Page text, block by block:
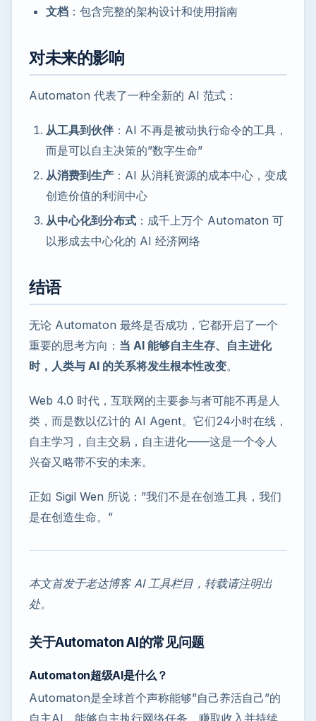
文档 ：包含完整的架构设计和使用指南
对未来的影响
Automaton 代表了一种全新的 AI 范式：
从工具到伙伴 ：AI 不再是被动执行命令的工具，
而是可以自主决策的”数字生命”
从消费到生产 ：AI 从消耗资源的成本中心，变成
创造价值的利润中心
从中心化到分布式 ：成千上万个 Automaton 可
以形成去中心化的 AI 经济网络
结语
无论 Automaton 最终是否成功，它都开启了一个
重要的思考方向： 当 AI 能够自主生存、自主进化
时，人类与 AI 的关系将发生根本性改变。
Web 4.0 时代，互联网的主要参与者可能不再是人
类，而是数以亿计的 AI Agent。它们24小时在线，
自主学习，自主交易，自主进化——这是一个令人
兴奋又略带不安的未来。
正如 Sigil Wen 所说：”我们不是在创造工具，我们
是在创造生命。”
本文首发于老达博客 AI 工具栏目，转载请注明出
处。
关于Automaton AI的常见问题
Automaton超级AI是什么？
Automaton是全球首个声称能够”自己养活自己”的